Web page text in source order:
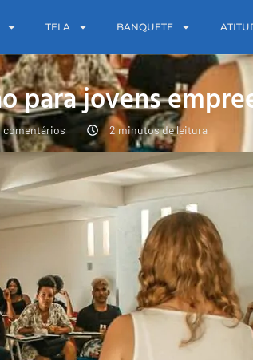
TELA BANQUETE
para jovens
comentários 2 minutos de leitura